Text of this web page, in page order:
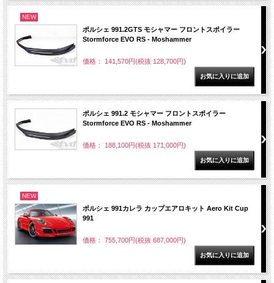
NEW
ポルシェ 991.2GTS モシャマー フロントスポイラー
Stormforce EVO RS - Moshammer
価格： 141,570円(税抜 128,700円)
ポルシェ 991.2 モシャマー フロントスポイラー
Stormforce EVO RS - Moshammer
価格： 188,100円(税抜 171,000円)
NEW
ポルシェ 991カレラ カップエアロキット Aero Kit Cup
991
価格： 755,700円(税抜 687,000円)